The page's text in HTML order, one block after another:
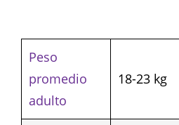
Peso
promedio
adulto
18-23 kg